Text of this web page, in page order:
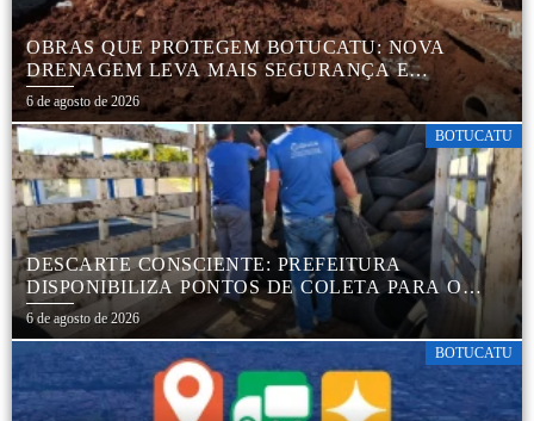
OBRAS QUE PROTEGEM BOTUCATU: NOVA
DRENAGEM LEVA MAIS SEGURANÇA E
TRANQUILIDADE AOS MORADORES DA COHAB
5
6 de agosto de 2026
BOTUCATU
DESCARTE CONSCIENTE: PREFEITURA
DISPONIBILIZA PONTOS DE COLETA PARA O
DESCARTE AMBIENTALMENTE CORRETO DE
PNEUS, GARANTINDO DESTINAÇÃO ADEQUADA
E PRESERVAÇÃO AMBIENTAL
6 de agosto de 2026
BOTUCATU